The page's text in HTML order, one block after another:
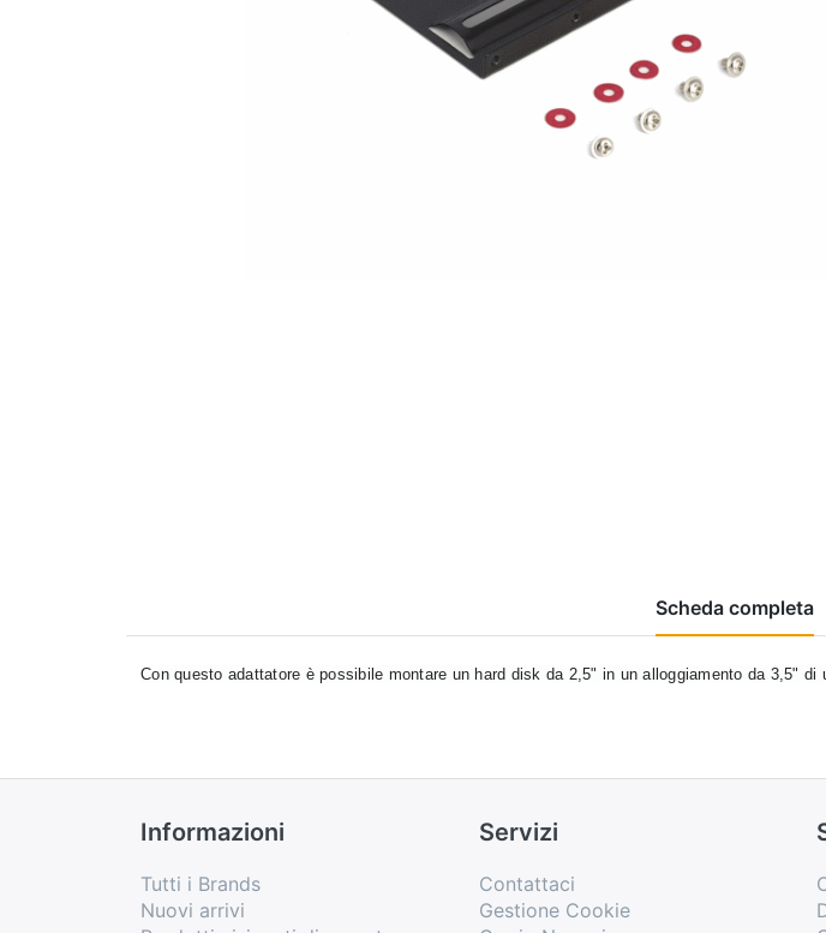
Scheda completa
Con questo adattatore è possibile montare un hard disk da 2,5" in un alloggiamento da 3,5" di
Informazioni
Tutti i Brands
Nuovi arrivi
Servizi
Contattaci
Gestione Cookie